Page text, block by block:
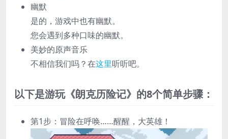
幽默
是的，游戏中也有幽默。
您会遇到多种口味的幽默。
美妙的原声音乐
不相信我们吗？在这里听听吧。
以下是游玩《朗克历险记》的8个简单步骤：
第1步：冒险在呼唤……醒醒，大英雄！